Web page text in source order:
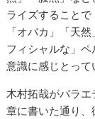
ライズすること
「オバカ」「天
フィシャルな」
意識に感じとって
木村拓哉がバラ
章に書いた通り